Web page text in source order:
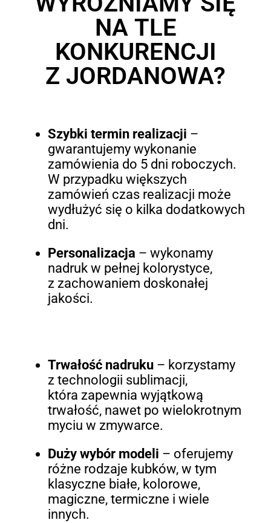
NA TLE
KONKURENCJI
Z JORDANOWA?
Szybki termin realizacji –
gwarantujemy wykonanie
zamówienia do 5 dni roboczych.
W przypadku większych
zamówień czas realizacji może
wydłużyć się o kilka dodatkowych
dni.
Personalizacja – wykonamy
nadruk w pełnej kolorystyce,
z zachowaniem doskonałej
jakości.
Trwałość nadruku– korzystamy
z technologii sublimacji,
która zapewnia wyjątkową
trwałość, nawet po wielokrotnym
myciu w zmywarce.
Duży wybór modeli – oferujemy
różne rodzaje kubków, w tym
klasyczne białe, kolorowe,
magiczne, termiczne i wiele
innych.